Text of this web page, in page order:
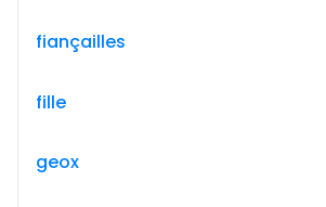
fiançailles
fille
geox